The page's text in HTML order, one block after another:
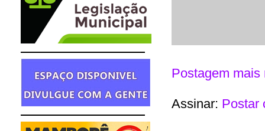
Postagem mais
Assinar: Postar